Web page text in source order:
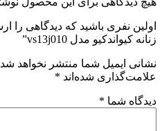
اولین نفری باشید که دیدگاهی
زنانه کیواندکیو مدل vs13j010”
نشانی ایمیل شما منتشر نخواهد
علامت‌گذاری شده‌اند *
دیدگاه شما *